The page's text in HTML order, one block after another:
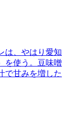
は、やはり愛知
を使う。豆味噌
で甘みを増した